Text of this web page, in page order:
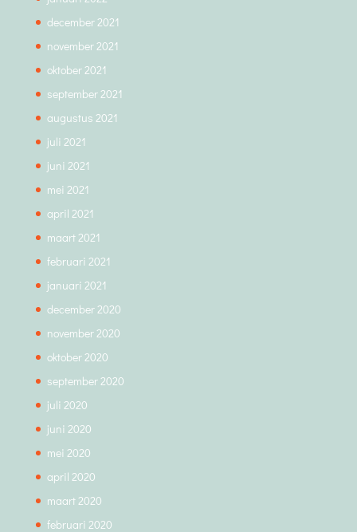
december 2021
november 2021
oktober 2021
september 2021
augustus 2021
juli 2021
juni 2021
mei 2021
april 2021
maart 2021
februari 2021
januari 2021
december 2020
november 2020
oktober 2020
september 2020
juli 2020
juni 2020
mei 2020
april 2020
maart 2020
februari 2020